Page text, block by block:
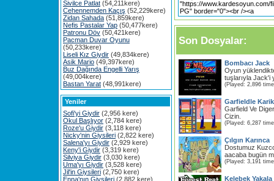
Sivilce Patlat (54,211kere)
Cehennemden Kaçış (52,229kere)
Zidan Sahada (51,859kere)
Nefis Pastalar Yap (50,477kere)
Patronu Döv (50,421kere)
Pacman Duvar Oyunu
(50,233kere)
Liseli Kız Giydir (49,834kere)
Asik Mario (49,397kere)
Buz Dağında Engelli Yarış
(49,004kere)
Bastan Yarat (48,991kere)
Yeniler
Sofi'yi Giydir (2,956 kere)
Okul Başlıyor (2,784 kere)
Roze'u Giydir (3,118 kere)
Nicky'nin Giysileri (2,822 kere)
Salena'yı Giydir (2,929 kere)
Keny'i Giydir (3,319 kere)
Silviya Giydir (3,030 kere)
Uma'yı Giydir (3,528 kere)
Jil'in Giysileri (2,750 kere)
Enna'nın Giysileri (2,882 kere)
Son Dosyalar:
Bombacı Jack
Oyun
tuşlarıyla Jack'i
(Played: 2,896
Garfieldle
Garfield Ve
Cizin.
(Played: 6,287
Çılgın Karınca
Dostumuz
aacaba bugün
(Played: 3,191
Kelebek